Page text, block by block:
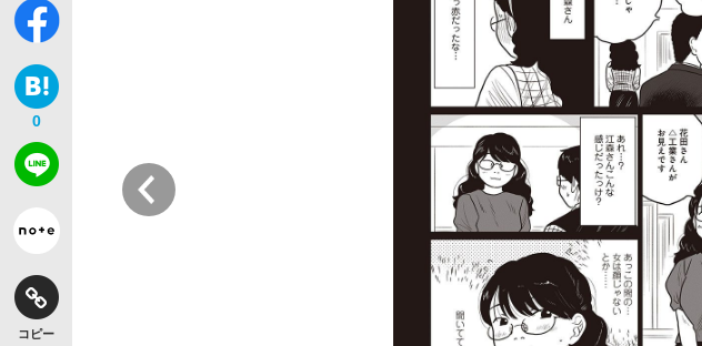
「クマが悪者扱いされているのが悲しい」『北の国から』倉本聰氏（91...
0
コピー